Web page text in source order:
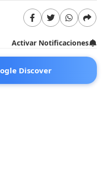
Activar Notificaciones
Discover